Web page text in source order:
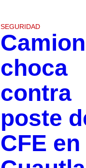
SEGURIDAD
choca
contra
poste
CFE en